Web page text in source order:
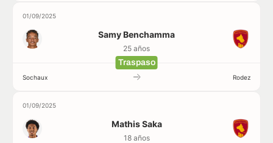
01/09/2025
Samy Benchamma
25 años
Traspaso
Sochaux Rodez
01/09/2025
Mathis Saka
18 años